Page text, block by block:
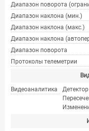
Диапазон поворота
Диапазон наклона (мин.)
Диапазон наклона (макс.)
Диапазон наклона
Диапазон поворота
Протоколы телеметрии
Видеоаналитика